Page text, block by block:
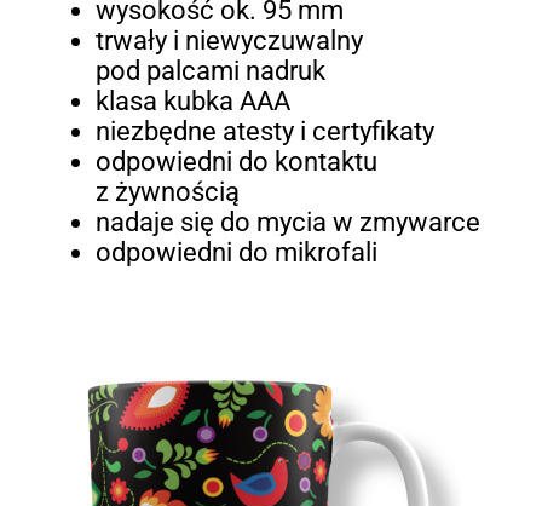
wysokość ok. 95 mm
trwały i niewyczuwalny
pod palcami nadruk
klasa kubka AAA
niezbędne atesty i certyfikaty
odpowiedni do kontaktu
z żywnością
nadaje się do mycia w zmywarce
odpowiedni do mikrofali